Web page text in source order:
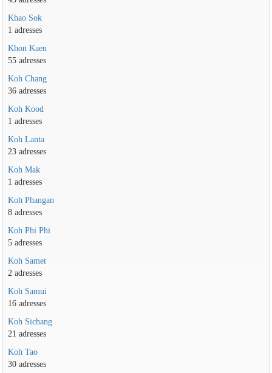
Khao Sok
1 adresses
Khon Kaen
55 adresses
Koh Chang
36 adresses
Koh Kood
1 adresses
Koh Lanta
23 adresses
Koh Mak
1 adresses
Koh Phangan
8 adresses
Koh Phi Phi
5 adresses
Koh Samet
2 adresses
Koh Samui
16 adresses
Koh Sichang
21 adresses
Koh Tao
30 adresses